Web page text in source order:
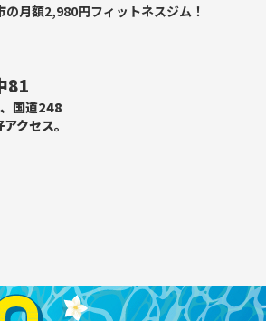
の月額2,980円フィットネスジム！
81
国道248
クセス。